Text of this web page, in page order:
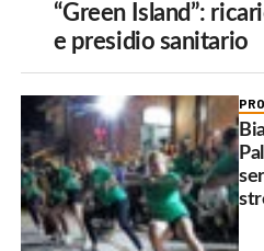
“Green Island”:
e presidio sanitario